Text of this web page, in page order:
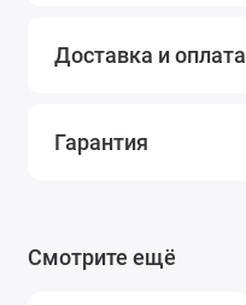
Доставка и оплата
Гарантия
Смотрите ещё